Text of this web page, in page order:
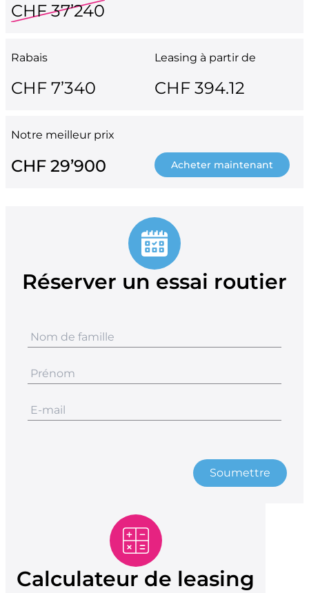
CHF 37’240
Rabais
CHF 7’340
Leasing à partir de
CHF 394.12
Notre meilleur prix
CHF 29’900 Acheter maintenant
Réserver un essai routier
Soumettre
Calculateur de leasing